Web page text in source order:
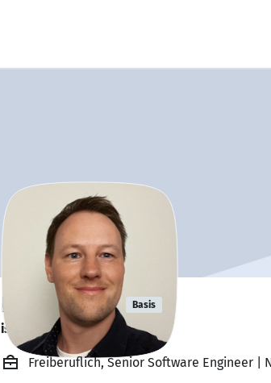
Björn Biege Basis
ist nur teilweise verfügbar.
Freiberuflich, Senior Software Engineer |